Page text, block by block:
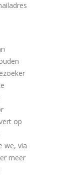
op
we, via
meer